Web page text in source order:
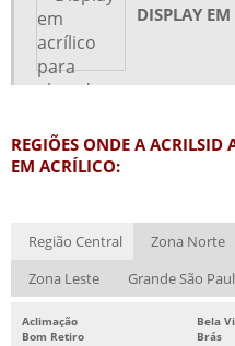
PRISMAS DE MESA EM ACRÍLICO
PRODUÇÃO DE TROFÉUS EM
QUADRO DE AVISO EM ACRÍLICO
TROFÉU ACRÍLICO LASER
TROFÉUS E MEDALHAS EM
URNA EM ACRÍLICO
URNAS DE ACRÍLICO PRONTA
DISPLAY
REGIÕES ONDE A ACRILSID
EM ACRÍLICO:
Região Central Zona Norte
Zona Leste
Grande São
Aclimação
Bela
Bom Retiro
Brás